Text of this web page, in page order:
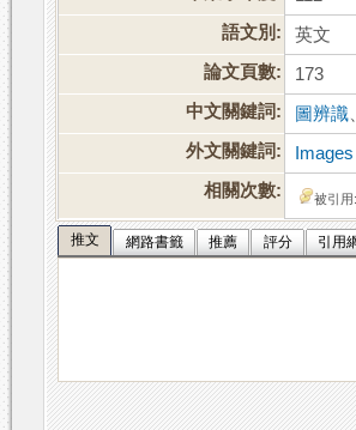
語文別:
英文
論文頁數:
173
中文關鍵詞:
圖辨識
外文關鍵詞:
相關次數:
被引用
推文 網路書籤 推薦 評分 引用